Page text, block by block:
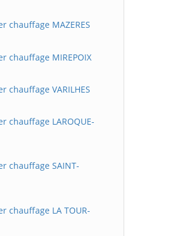
chauffage MAZERES
chauffage MIREPOIX
chauffage VARILHES
chauffage LAROQUE-
chauffage SAINT-
chauffage LA TOUR-